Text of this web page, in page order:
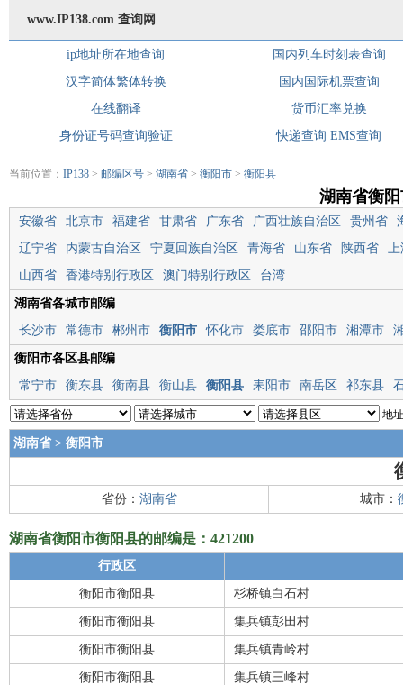
www.IP138.com 查询网
ip地址所在地查询
国内列车时刻表查询
汉字简体繁体转换
国内国际机票查询
在线翻译
货币汇率兑换
身份证号码查询验证
快递查询 EMS查询
当前位置： IP138 > 邮编区号 > 湖南省 > 衡阳市 > 衡阳县
湖南省衡
安徽省 北京市 福建省 甘肃省 广东省 广西壮族自治区 贵州省
辽宁省
内蒙古自治区 宁夏回族自治区 青海省 山东省 陕西省
上
山西省
香港特别行政区 澳门特别行政区 台湾
湖南省各城市邮编
长沙市
常德市 郴州市 衡阳市 怀化市 娄底市 邵阳市 湘潭市
衡阳市各区县邮编
常宁市
衡东县 衡南县 衡山县 衡阳县 耒阳市 南岳区 祁东县
地
湖南省> 衡阳市
省份： 湖南省 城市：
湖南省衡阳市衡阳县的邮编是：421200
行政区
衡阳市衡阳县 杉桥镇白石村
衡阳市衡阳县 集兵镇彭田村
衡阳市衡阳县 集兵镇青岭村
衡阳市衡阳县 集兵镇三峰村